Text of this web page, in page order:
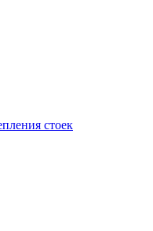
стоек